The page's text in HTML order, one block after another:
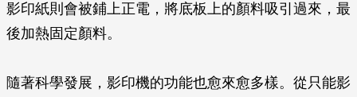
影印紙則會被鋪上正電，將底板上的顏料吸引過來，最
後加熱固定顏料。
隨著科學發展，影印機的功能也愈來愈多樣。從只能影